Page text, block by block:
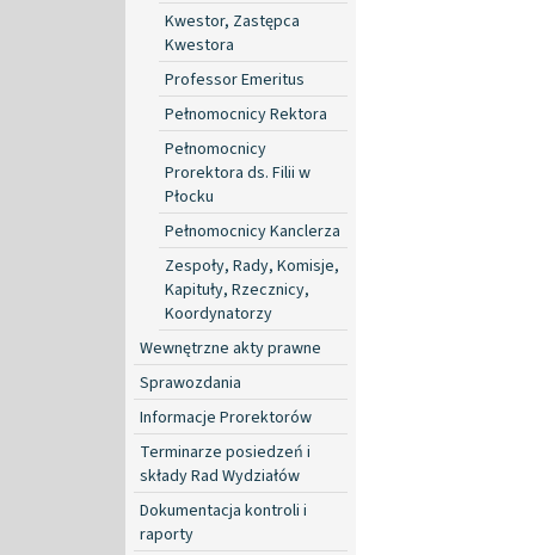
Kwestor, Zastępca
Kwestora
Professor Emeritus
Pełnomocnicy Rektora
Pełnomocnicy
Prorektora ds. Filii w
Płocku
Pełnomocnicy Kanclerza
Zespoły, Rady, Komisje,
Kapituły, Rzecznicy,
Koordynatorzy
Wewnętrzne akty prawne
Sprawozdania
Informacje Prorektorów
Terminarze posiedzeń i
składy Rad Wydziałów
Dokumentacja kontroli i
raporty